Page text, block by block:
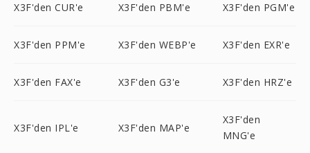
X3F'den CUR'e X3F'den PBM'e X3F'den PGM'e
X3F'den PPM'e X3F'den WEBP'e X3F'den EXR'e
X3F'den FAX'e X3F'den G3'e X3F'den HRZ'e
X3F'den IPL'e X3F'den MAP'e
X3F'den
MNG'e